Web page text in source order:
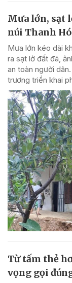
Mưa lớn, sạt
núi Thanh
Mưa lớn kéo dài
ra sạt lở đất đá,
an toàn người
trương triển khai
Từ tấm thẻ
vọng gọi